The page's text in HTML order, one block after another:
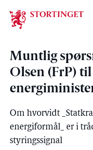
Stortinget.no
Muntlig
Olsen (FrP)
Om hvorvidt
energiformål_ er i
styringssignal